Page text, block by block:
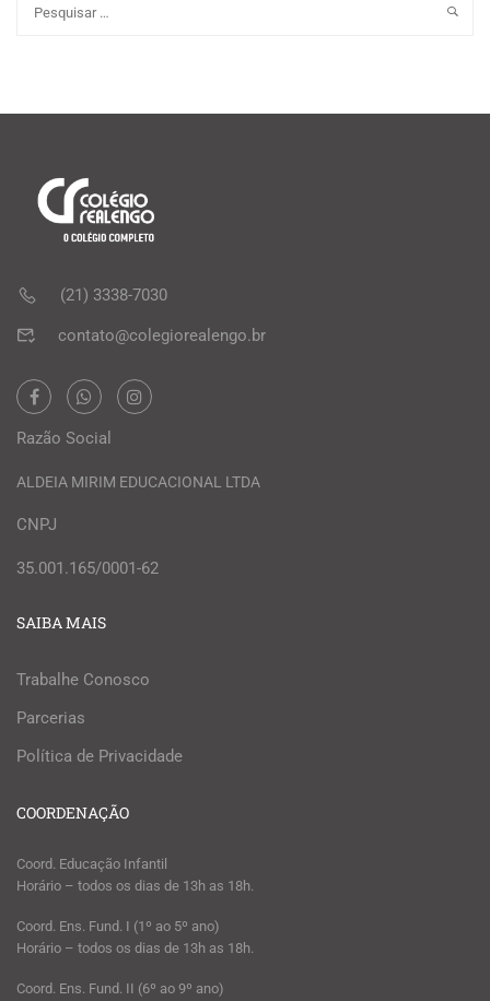
(21) 3338-7030
contato@colegiorealengo.br
Razão Social
ALDEIA MIRIM EDUCACIONAL LTDA
CNPJ
35.001.165/0001-62
SAIBA MAIS
Trabalhe Conosco
Parcerias
Política de Privacidade
COORDENAÇÃO
Coord. Educação Infantil
Horário – todos os dias de 13h as 18h.
Coord. Ens. Fund. I (1º ao 5º ano)
Horário – todos os dias de 13h as 18h.
Coord. Ens. Fund. II (6º ao 9º ano)